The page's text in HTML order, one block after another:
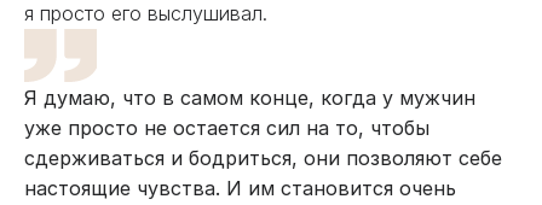
я просто его выслушивал.
Я думаю, что в самом конце, когда у мужчин
уже просто не остается сил на то, чтобы
сдерживаться и бодриться, они позволяют себе
настоящие чувства. И им становится очень